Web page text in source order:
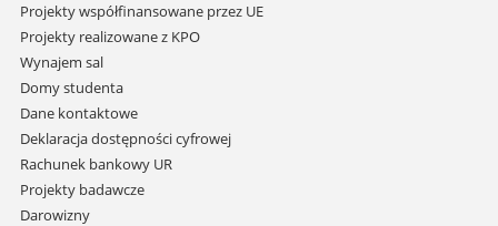
Projekty współfinansowane przez UE
Projekty realizowane z KPO
Wynajem sal
Domy studenta
Dane kontaktowe
Deklaracja dostępności cyfrowej
Rachunek bankowy UR
Projekty badawcze
Darowizny